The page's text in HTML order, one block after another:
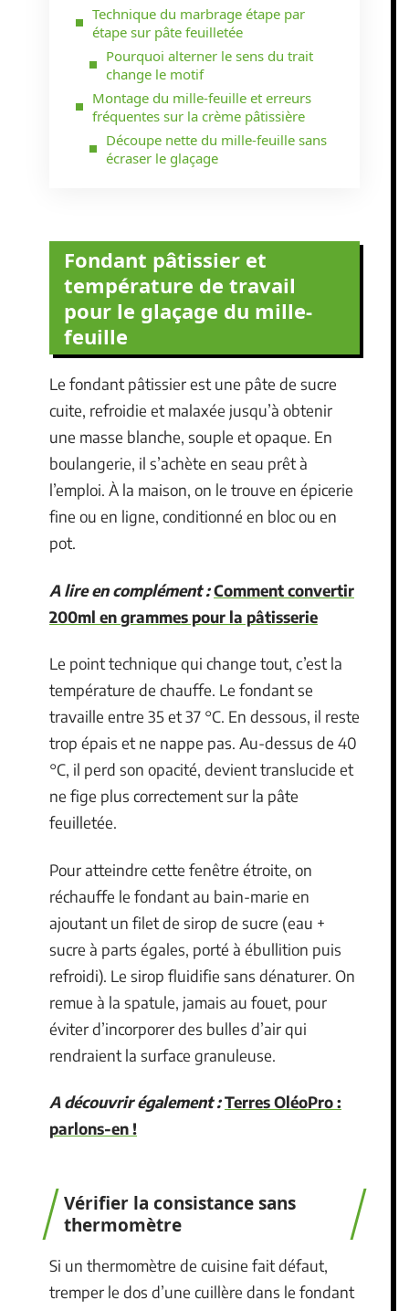
Technique du marbrage étape par
étape sur pâte feuilletée
Pourquoi alterner le sens du trait
change le motif
Montage du mille-feuille et erreurs
fréquentes sur la crème pâtissière
Découpe nette du mille-feuille sans
écraser le glaçage
Fondant pâtissier et
température de travail
pour le glaçage du mille-
feuille
Le fondant pâtissier est une pâte de sucre
cuite, refroidie et malaxée jusqu’à obtenir
une masse blanche, souple et opaque. En
boulangerie, il s’achète en seau prêt à
l’emploi. À la maison, on le trouve en épicerie
fine ou en ligne, conditionné en bloc ou en
pot.
A lire en complément :Comment convertir
200ml en grammes pour la pâtisserie
Le point technique qui change tout, c’est la
température de chauffe. Le fondant se
travaille entre 35 et 37 °C. En dessous, il reste
trop épais et ne nappe pas. Au-dessus de 40
°C, il perd son opacité, devient translucide et
ne fige plus correctement sur la pâte
feuilletée.
Pour atteindre cette fenêtre étroite, on
réchauffe le fondant au bain-marie en
ajoutant un filet de sirop de sucre (eau +
sucre à parts égales, porté à ébullition puis
refroidi). Le sirop fluidifie sans dénaturer. On
remue à la spatule, jamais au fouet, pour
éviter d’incorporer des bulles d’air qui
rendraient la surface granuleuse.
A découvrir également :Terres OléoPro :
parlons-en !
Vérifier la consistance sans
thermomètre
Si un thermomètre de cuisine fait défaut,
tremper le dos d’une cuillère dans le fondant